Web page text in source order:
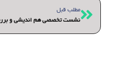
قبلیمطلب قبل
نشست تخصصی هم اندیشی و